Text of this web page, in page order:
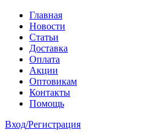
Главная
Новости
Статьи
Доставка
Оплата
Акции
Оптовикам
Контакты
Помощь
Вход/Регистрация